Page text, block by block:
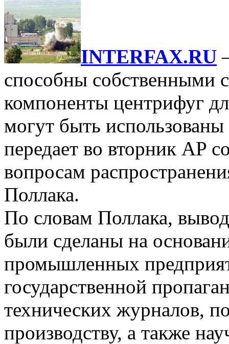
INTERFAX.RU
способны собственными
компоненты центрифуг
могут быть
передает во вторник AP
вопросам
Поллака.
По словам Поллака,
были сделаны на
промышленных
государственной
технических журналов,
производству, а также